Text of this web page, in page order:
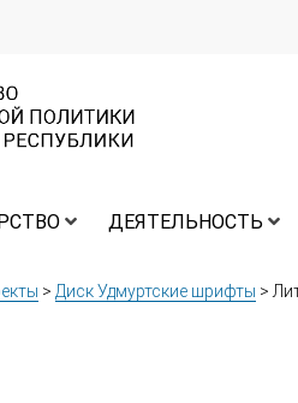
ДЕЯТЕЛЬНОСТЬ
> Диск Удмуртские шрифты >